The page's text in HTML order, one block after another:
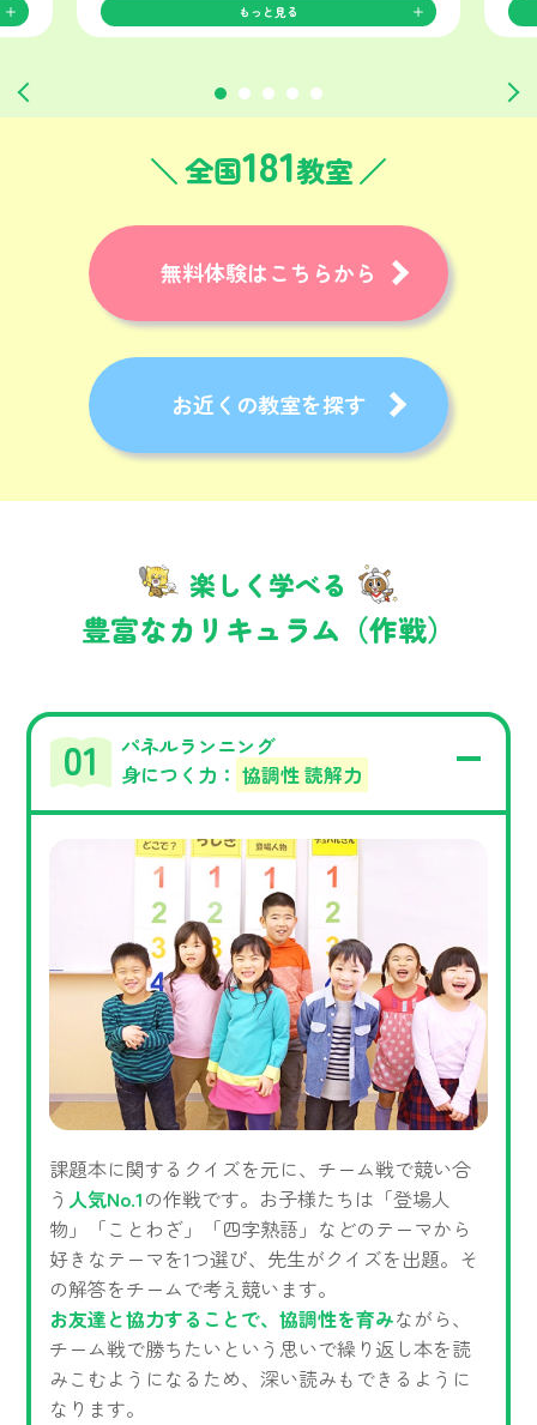
もっと見る
全国181教室
無料体験はこちらから
お近くの教室を探す
楽しく学べる
豊富なカリキュラム（作戦）
パネルランニング
身につく力： 協調性 読解力
課題本に関するクイズを元に、チーム戦で競い合
う 人気No.1の作戦です。お子様たちは「登場人
物」「ことわざ」「四字熟語」などのテーマから
好きなテーマを1つ選び、先生がクイズを出題。そ
の解答をチームで考え競います。
お友達と協力することで、協調性を育みながら、
チーム戦で勝ちたいという思いで繰り返し本を読
みこむようになるため、深い読みもできるように
なります。